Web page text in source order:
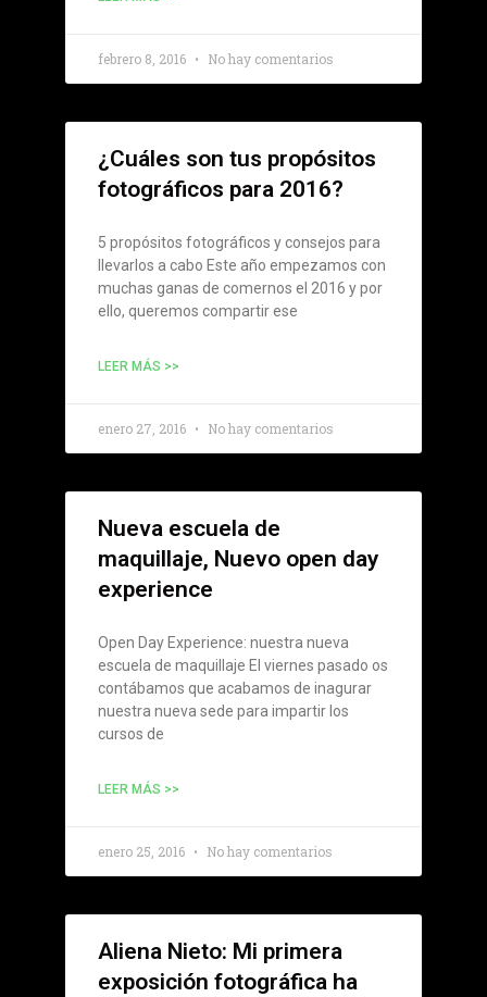
febrero 8, 2016 No hay comentarios
¿Cuáles son tus propósitos
fotográficos para 2016?
5 propósitos fotográficos y consejos para
llevarlos a cabo Este año empezamos con
muchas ganas de comernos el 2016 y por
ello, queremos compartir ese
LEER MÁS >>
enero 27, 2016 No hay comentarios
Nueva escuela de
maquillaje, Nuevo open day
experience
Open Day Experience: nuestra nueva
escuela de maquillaje El viernes pasado os
contábamos que acabamos de inagurar
nuestra nueva sede para impartir los
cursos de
LEER MÁS >>
enero 25, 2016 No hay comentarios
Aliena Nieto: Mi primera
exposición fotográfica ha